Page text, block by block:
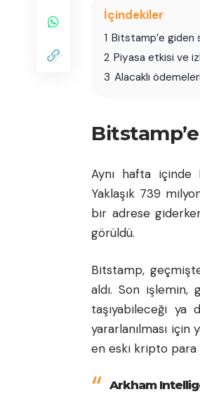
İçindekiler
1 Bitstamp’e
2 Piyasa etkisi ve
3 Alacaklı
Aynı hafta içinde
Yaklaşık 739
bir adrese
görüldü.
Bitstamp,
aldı. Son işlemin,
taşıyabileceği ya
yararlanılması için
en eski kripto para
Arkham